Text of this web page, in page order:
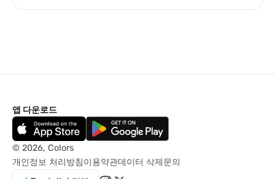
앱 다운로드
© 2026, Colors
개인정보 처리방침이용약관데이터 삭제문의